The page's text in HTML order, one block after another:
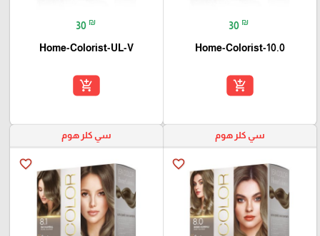
30 ₪
Home-Colorist-10.0
add_shopping_cart
30 ₪
Home-Colorist-UL-V
add_shopping_cart
سي كلر هوم
favorite_border
سي كلر هوم
favorite_border